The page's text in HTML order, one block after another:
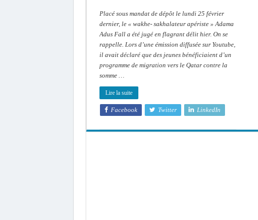
Placé sous mandat de dépôt le lundi 25 février
dernier, le « wakhe- sakhalateur apériste » Adama
Adus Fall a été jugé en flagrant délit hier. On se
rappelle. Lors d’une émission diffusée sur Youtube,
il avait déclaré que des jeunes bénéficiaient d’un
programme de migration vers le Qatar contre la
somme …
Lire la suite
Facebook Twitter LinkedIn